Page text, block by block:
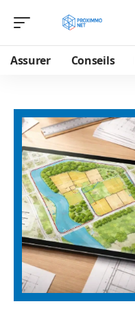
Assurer Conseils